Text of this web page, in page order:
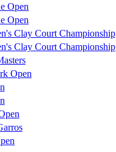
Open
Open
Clay Court Championship
Clay Court Championship
Open